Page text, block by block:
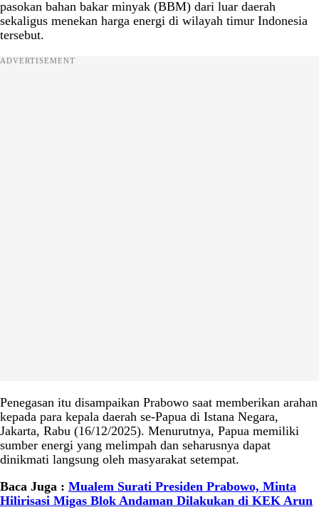
pasokan bahan bakar minyak (BBM) dari luar daerah
sekaligus menekan harga energi di wilayah timur Indonesia
tersebut.
ADVERTISEMENT
Penegasan itu disampaikan Prabowo saat memberikan arahan
kepada para kepala daerah se-Papua di Istana Negara,
Jakarta, Rabu (16/12/2025). Menurutnya, Papua memiliki
sumber energi yang melimpah dan seharusnya dapat
dinikmati langsung oleh masyarakat setempat.
Baca Juga : Mualem Surati Presiden Prabowo, Minta
Hilirisasi Migas Blok Andaman Dilakukan di KEK Arun